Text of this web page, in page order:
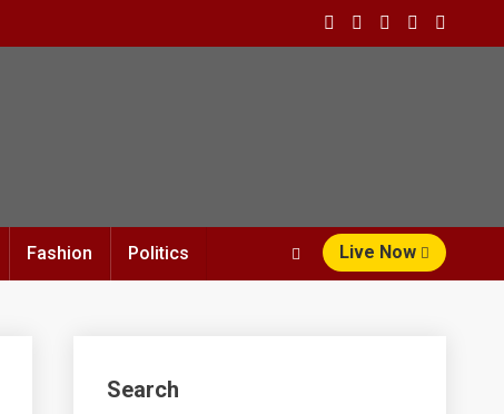
Fashion Politics Live Now
Search